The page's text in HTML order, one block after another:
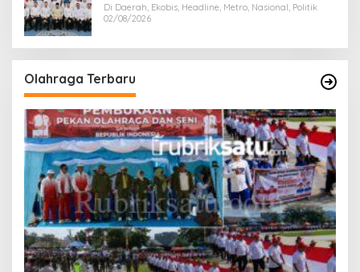
Di Daerah, Ekobis, Headline, Metro, Nasional, Politik
02/08/2026
Olahraga Terbaru